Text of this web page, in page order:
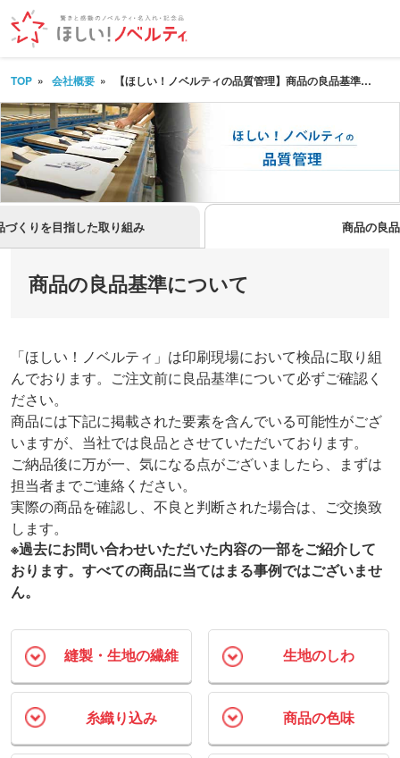
TOP 会社概要 【ほしい！ノベルティの品質管理】商品の良品基準について
くりを目指した取り組み 商品の良
商品の良品基準について
「ほしい！ノベルティ」は印刷現場において検品に取り組
んでおります。ご注文前に良品基準について必ずご確認く
ださい。
商品には下記に掲載された要素を含んでいる可能性がござ
いますが、当社では良品とさせていただいております。
ご納品後に万が一、気になる点がございましたら、まずは
担当者までご連絡ください。
実際の商品を確認し、不良と判断された場合は、ご交換致
します。
※過去にお問い合わせいただいた内容の一部をご紹介して
おります。すべての商品に当てはまる事例ではございませ
ん。
縫製・生地の繊維 生地のしわ
糸織り込み 商品の色味